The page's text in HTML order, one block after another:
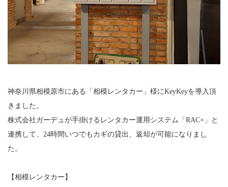
神奈川県相模原市にある「相模レンタカー」様にKeyKeyを導入頂
きました。
株式会社ガーデュが手掛けるレンタカー運用システム「RAC+」と
連携して、24時間いつでもカギの貸出、返却が可能になりまし
た。
【相模レンタカー】